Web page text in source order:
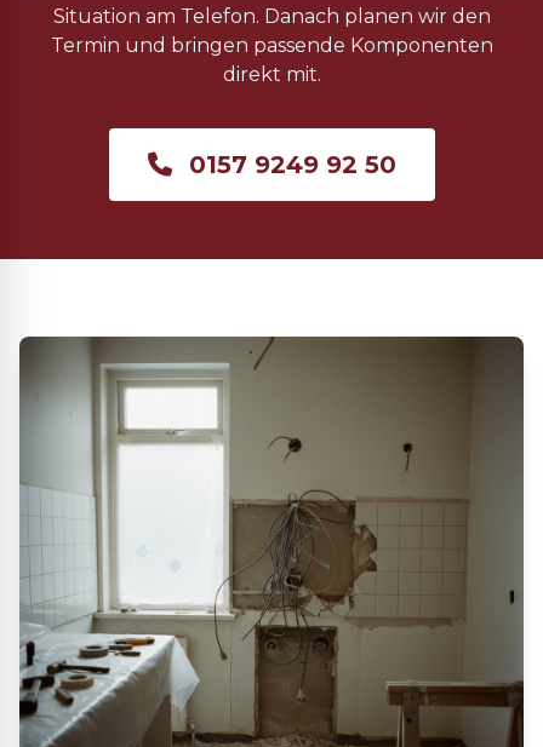
Situation am Telefon. Danach planen wir den
Termin und bringen passende Komponenten
direkt mit.
0157 9249 92 50